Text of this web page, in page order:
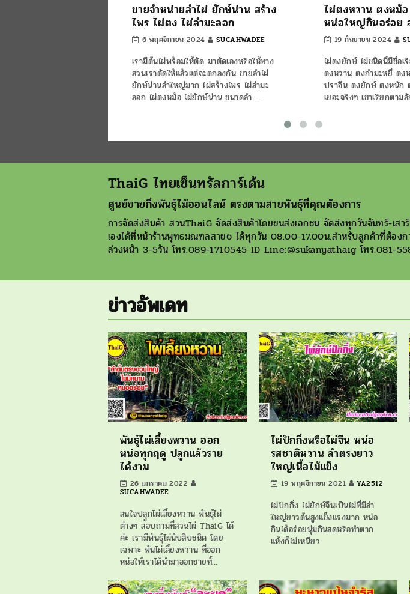
ขายจำหน่ายลำไผ่ ยักษ์น่าน สร้าง
ไพร ไผ่ตง ไผ่ลำมะลอก
6 พฤศจิกายน 2024 SUCAHWADEE
เรามีต้นไผ่พร้อมให้ตัด มาตัดเองหรือให้ทาง
สวนเราตัดให้แล้วแต่จะตกลงกัน ขายลำไผ่
ยักษ์น่านลำใหญ่มาก ไผ่สร้างไพร ไผ่ลำมะ
ลอก ไผ่ตงหม้อ ไผ่ยักษ์น่าน ขนาดลำ …
ไผ่ตงหวาน ตงหม้
หน่อใหญ่กินอร่อย
19 กันยายน 2024
ไผ่ตงยักษ์ ไผ่ชนิดนี้มีชื่อเ
ตงหวาน ตงกำมะหยี่ ตง
ปราจีน ตงยักษ์ ตงหนัก
เยอะจริงๆ เขาเรียกตา
ThaiG ไทยเซ็นทรัลการ์เด้น
ศูนย์ขายกิ่งพันธุ์ไม้ออนไลน์ ตรงตามสายพันธุ์ที่คุณต้องการ
การจัดส่งสินค้า สวนThaiG จัดส่งสินค้าโดยขนส่งเอกชน จัดส่งทุกวันจันทร์-เสา
เองได้ที่หน้าร้านพุทธมณฑลสาย6 ได้ทุกวัน 08.00-17.00น.สำหรับลูกค้าที่ต้
ล่วงหน้า 3-5วัน โทร.089-1710545 ID Line:@sukanyathaig โทร
ข่าวอัพเดท
พันธุ์ไผ่เลี้ยงหวาน ออก
หน่อทุกฤดู ปลูกแล้วราย
ได้งาม
26 มกราคม 2022
SUCAHWADEE
สนใจปลุูกไผ่เลี้ยงหวาน พันธุ์ไผ่
ต่างๆ สอบถามที่สวนไผ่ ThaiG ได้
ค่ะ เรามีพันธุ์ไผ่นับสิบชนิด โดย
เฉพาะ พันไผ่เลี้ยงหวาน ที่ออก
หน่อให้เราได้นำมาออกขายทั้…
ไผ่ปักกิ่งหรือไผ่จีน หน่อ
รสชาติหวาน ลำตรงยาว
ใหญ่เนื้อไม้แข็ง
19 พฤศจิกายน 2021 YA2512
ไผ่ปักกิ่ง ไผ่ยักษ์จีนเป็นไผ่ที่มีลำ
ใหญ่ยาวต้นสูงแข็งแรงมาก หน่อ
กินได้อร่อยนุ่มกินสดหรือทำตาก
แห้งก็ไม่เหนียว